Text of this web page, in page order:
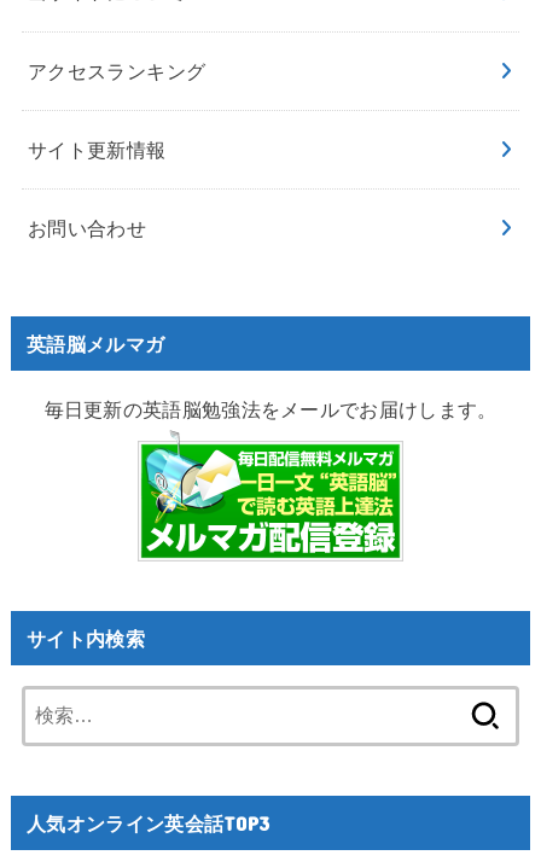
アクセスランキング
サイト更新情報
お問い合わせ
英語脳メルマガ
毎日更新の英語脳勉強法をメールでお届けします。
サイト内検索
索:
人気オンライン英会話TOP3